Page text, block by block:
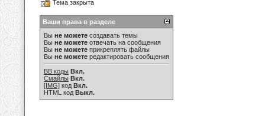
Тема закрыта
Ваши права в разделе
Вы не можете создавать темы
Вы не можете отвечать на сообщения
Вы не можете прикреплять файлы
Вы не можете редактировать сообщения
BB коды Вкл.
Смайлы Вкл.
[IMG] код Вкл.
HTML код Выкл.